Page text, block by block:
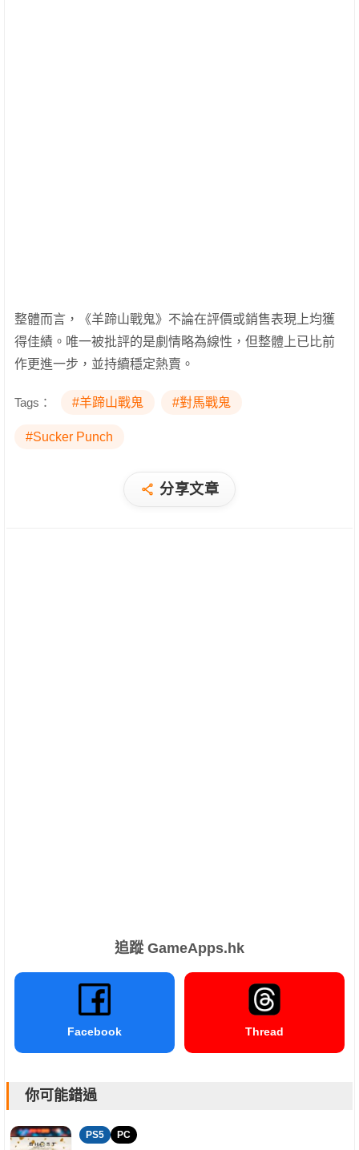
整體而言，《羊蹄山戰鬼》不論在評價或銷售表現上均獲
得佳績。唯一被批評的是劇情略為線性，但整體上已比前
作更進一步，並持續穩定熱賣。
Tags： #羊蹄山戰鬼 #對馬戰鬼
#Sucker Punch
分享文章
追蹤 GameApps.hk
Facebook Thread
你可能錯過
PS5 PC